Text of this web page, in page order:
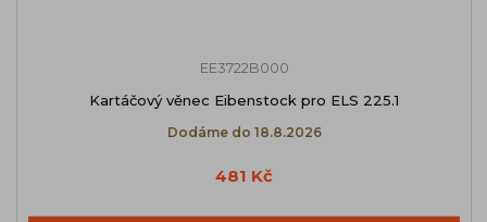
EE3722B000
Kartáčový věnec Eibenstock pro ELS 225.1
Dodáme do 18.8.2026
481 Kč